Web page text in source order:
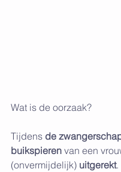
Wat is de oorzaak?
Tijdens de
buikspieren van een
(onvermijdelijk) uitgerekt.